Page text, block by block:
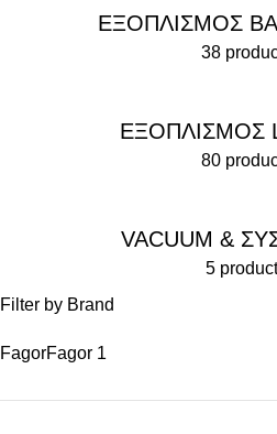
ΕΞΟΠΛΙΣΜΟΣ
38
ΕΞΟΠΛΙΣΜΟΣ
80
VACUUM &
5
Filter by Brand
FagorFagor 1